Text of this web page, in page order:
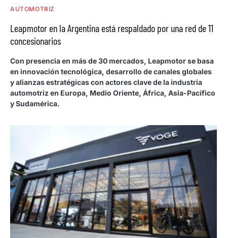
AUTOMOTRIZ
Leapmotor en la Argentina está respaldado por una red de 11
concesionarios
Con presencia en más de 30 mercados, Leapmotor se basa
en innovación tecnológica, desarrollo de canales globales
y alianzas estratégicas con actores clave de la industria
automotriz en Europa, Medio Oriente, África, Asia-Pacífico
y Sudamérica.